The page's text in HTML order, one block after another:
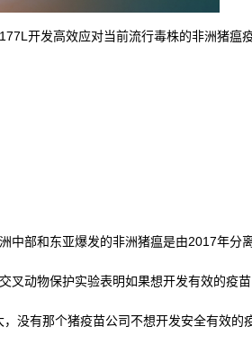
开发高效应对当前流行毒株的非洲猪瘟疫
部和东亚爆发的非洲猪瘟是由2017年分
动物保护实验表明如果想开发有效的疫
没有那个猪疫苗公司不想开发安全有效的